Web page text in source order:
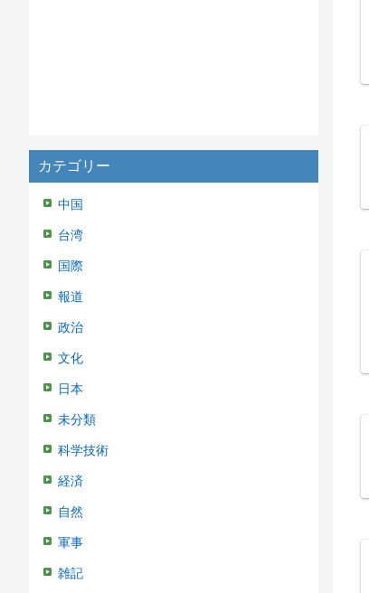
カテゴリー
中国
台湾
国際
報道
政治
文化
日本
未分類
科学技術
経済
自然
軍事
雑記